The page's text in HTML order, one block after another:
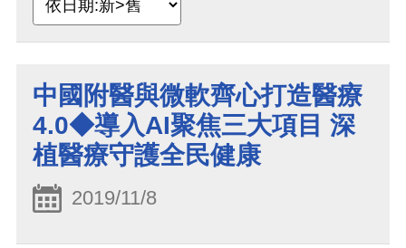
中國附醫與微軟齊心打造醫療
4.0◆導入AI聚焦三大項目 深
植醫療守護全民健康
2019/11/8